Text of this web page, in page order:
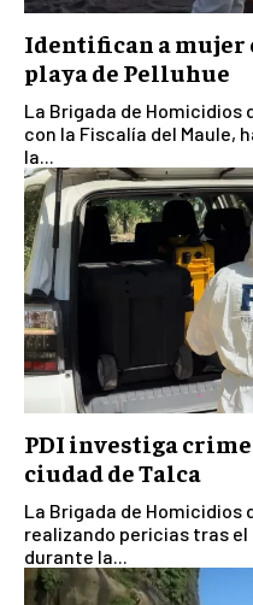
Identifican a mujer
playa de Pelluhue
La Brigada de Homicidios
con la Fiscalía del Maule,
la...
PDI investiga
ciudad de Talca
La Brigada de Homicidios
realizando pericias tras
durante la...